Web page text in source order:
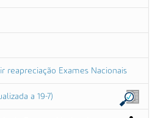
reapreciação Exames Nacionais
a 19-7)